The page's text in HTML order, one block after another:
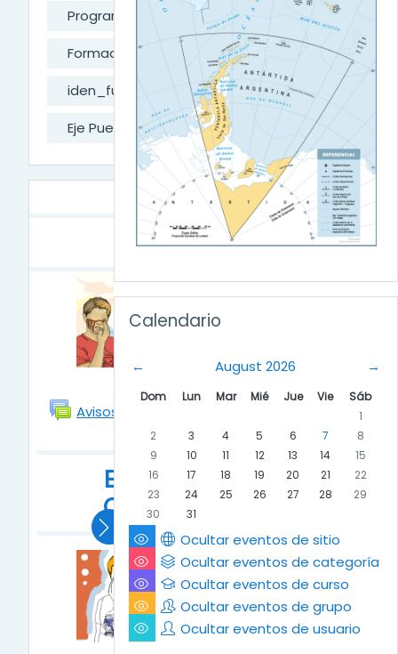
Programas Provinciales
Formación Docente Permanente
iden_fueguina
Eje Pueblos Originarios
TRAYECTO
Avisos
EJE PUEBLOS
ORIGINARIOS
EJE PUEBLOS ORIGINARIOS
Salta Calendario
Calendario
← August 2026 →
Dom Lun Mar Mié Jue Vie
Sáb
1
2
3 4 5 6 7
8
9
10 11 12 13 14
15
16
17 18 19 20 21
22
23
24 25 26 27 28
29
30
31
Ocultar eventos de sitio
Ocultar eventos de categoría
Ocultar eventos de curso
Ocultar eventos de grupo
Ocultar eventos de usuario